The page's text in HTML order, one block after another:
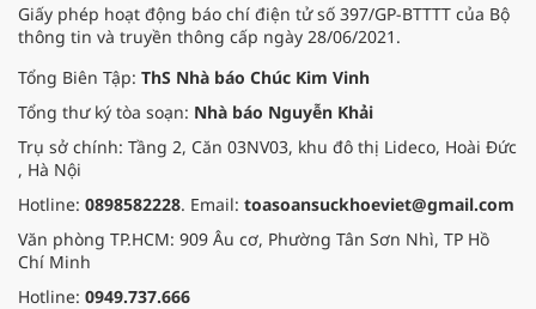
Giấy phép hoạt động báo chí điện tử số 397/GP-BTTTT của Bộ
thông tin và truyền thông cấp ngày 28/06/2021.
Tổng Biên Tập: ThS Nhà báo Chúc Kim Vinh
Tổng thư ký tòa soạn: Nhà báo Nguyễn Khải
Trụ sở chính: Tầng 2, Căn 03NV03, khu đô thị Lideco, Hoài Đức
, Hà Nội
Hotline: 0898582228. Email: toasoansuckhoeviet@gmail.com
Văn phòng TP.HCM: 909 Âu cơ, Phường Tân Sơn Nhì, TP Hồ
Chí Minh
Hotline: 0949.737.666